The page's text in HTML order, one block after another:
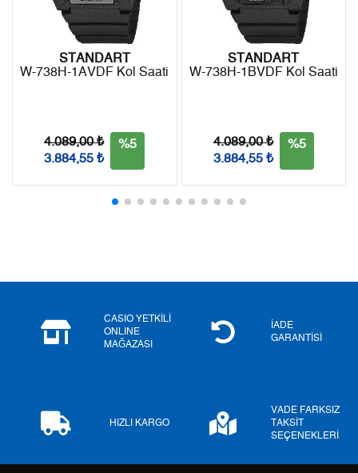
7 10.869,32 ₺
Taksit Taksit Tutarı Toplam Tutar
Tek Çekim 9.546,55 ₺ 9.546,55 ₺
10.425,40 ₺
10.869,32 ₺
11.105,84 ₺
STANDART
W-738H-1AVDF Kol Saati
4.089,00 ₺
3.884,55 ₺
%5
STANDART
W-738H-1BVDF Kol Saati
4.089,00 ₺
3.884,55 ₺
%5
CASIO YETKİLİ
ONLINE
MAĞAZASI
İADE
GARANTİSİ
HIZLI KARGO
VADE FARKSIZ
TAKSİT
SEÇENEKLERİ